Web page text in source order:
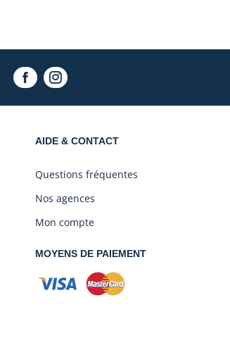
AIDE & CONTACT
Questions fréquentes
Nos agences
Mon compte
MOYENS DE PAIEMENT